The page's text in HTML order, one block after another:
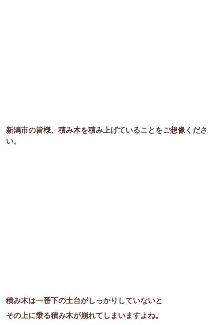
新潟市の皆様、積み木を積み上げていることをご想像くださ
い。
積み木は一番下の土台がしっかりしていないと
その上に乗る積み木が崩れてしまいますよね。